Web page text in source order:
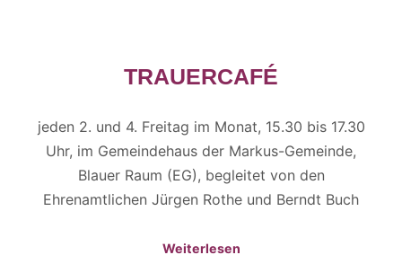
TRAUERCAFÉ
jeden 2. und 4. Freitag im Monat, 15.30 bis 17.30
Uhr, im Gemeindehaus der Markus-Gemeinde,
Blauer Raum (EG), begleitet von den
Ehrenamtlichen Jürgen Rothe und Berndt Buch
Weiterlesen